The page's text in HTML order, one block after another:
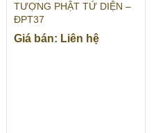
TƯỢNG PHẬT TỨ DIỆN –
ĐPT37
Giá bán: Liên hệ